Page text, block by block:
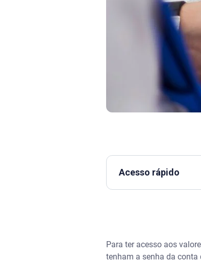
Acesso rápido
Sistema de Valores a
Para ter acesso aos
tenham a senha da conta